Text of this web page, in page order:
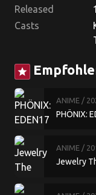
Released
Casts
star
ANIME /
PHÖNIX:
ANIME /
Jewelry